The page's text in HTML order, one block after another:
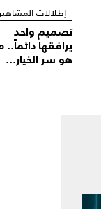
إطلالات
تصميم واحد
يرافقها دائماً..
هو سر الخيار...